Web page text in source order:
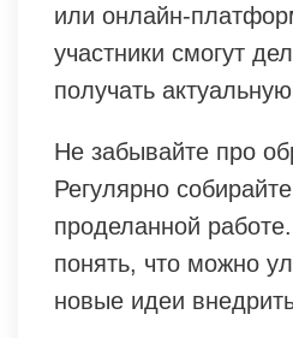
или онлайн-
участники смогут
получать
Не забывайте про
Регулярно
проделанной
понять, что можно
новые идеи